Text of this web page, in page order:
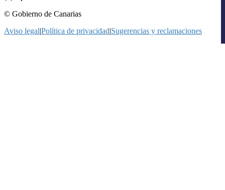
© Gobierno de Canarias
Aviso legal|Política de privacidad|Sugerencias y reclamaciones